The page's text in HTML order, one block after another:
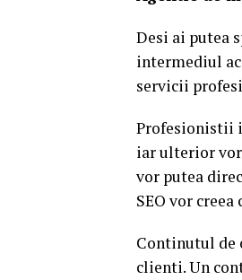
Desi ai putea
intermediul
servicii
Profesionistii
iar ulterior vor
vor putea
SEO vor
Continutul de
clienti. Un